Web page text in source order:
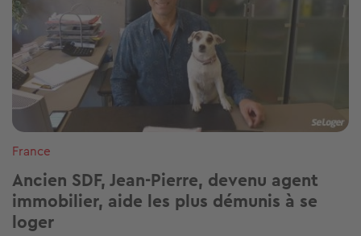
France
Ancien SDF, Jean-Pierre, devenu agent
immobilier, aide les plus démunis à se
loger